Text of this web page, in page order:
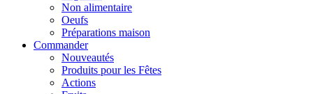
Non alimentaire
Oeufs
Préparations maison
Commander
Nouveautés
Produits pour les Fêtes
Actions